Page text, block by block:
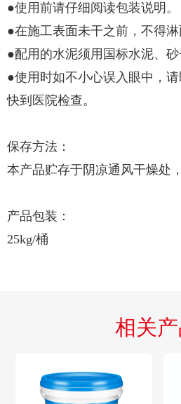
●使用前请仔细阅读包装说明。
●在施工表面未干之前，不得淋
●配用的水泥须用国标水泥、砂
●使用时如不小心误入眼中，
快到医院检查。
保存方法：
本产品贮存于阴凉通风干燥处
产品包装：
25kg/桶
相关